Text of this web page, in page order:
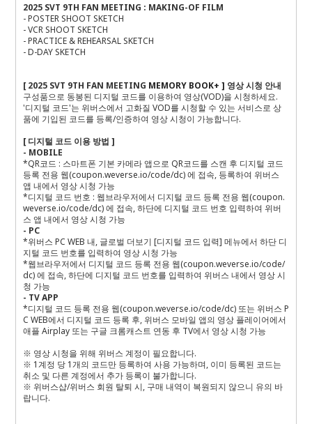
2025 SVT 9TH FAN MEETING : MAKING-OF FILM
- POSTER SHOOT SKETCH
- VCR SHOOT SKETCH
- PRACTICE & REHEARSAL SKETCH
- D-DAY SKETCH
[ 2025 SVT 9TH FAN MEETING MEMORY BOOK+ ] 영상 시청 안내
구성품으로 동봉된 디지털 코드를 이용하여 영상(VOD)을 시청하세요.
'디지털 코드'는 위버스에서 고화질 VOD를 시청할 수 있는 서비스로 상
품에 기입된 코드를 등록/인증하여 영상 시청이 가능합니다.
[ 디지털 코드 이용 방법 ]
- MOBILE
*QR코드 : 스마트폰 기본 카메라 앱으로 QR코드를 스캔 후 디지털 코드
등록 전용 웹(coupon.weverse.io/code/dc) 에 접속, 등록하여 위버스
앱 내에서 영상 시청 가능
*디지털 코드 번호 : 웹브라우저에서 디지털 코드 등록 전용 웹(coupon.
weverse.io/code/dc) 에 접속, 하단에 디지털 코드 번호 입력하여 위버
스 앱 내에서 영상 시청 가능
- PC
*위버스 PC WEB 내, 글로벌 더보기 [디지털 코드 입력] 메뉴에서 하단 디
지털 코드 번호를 입력하여 영상 시청 가능
*웹브라우저에서 디지털 코드 등록 전용 웹(coupon.weverse.io/code/
dc) 에 접속, 하단에 디지털 코드 번호를 입력하여 위버스 내에서 영상 시
청 가능
- TV APP
*디지털 코드 등록 전용 웹(coupon.weverse.io/code/dc) 또는 위버스 P
C WEB에서 디지털 코드 등록 후, 위버스 모바일 앱의 영상 플레이어에서
애플 Airplay 또는 구글 크롬캐스트 연동 후 TV에서 영상 시청 가능
※ 영상 시청을 위해 위버스 계정이 필요합니다.
※ 1계정 당 1개의 코드만 등록하여 사용 가능하며, 이미 등록된 코드는
취소 및 다른 계정에서 추가 등록이 불가합니다.
※ 위버스샵/위버스 회원 탈퇴 시, 구매 내역이 복원되지 않으니 유의 바
랍니다.